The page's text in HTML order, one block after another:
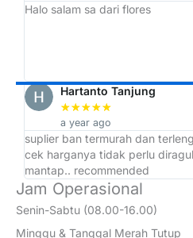
Halo salam sa dari flores
Hartanto Tanjung
★★★★★
a year ago
suplier ban termurah dan
cek harganya tidak perlu
mantap.. recommended
Jam Operasional
Senin-Sabtu (08.00-16.00)
Minggu & Tanggal Merah Tutup